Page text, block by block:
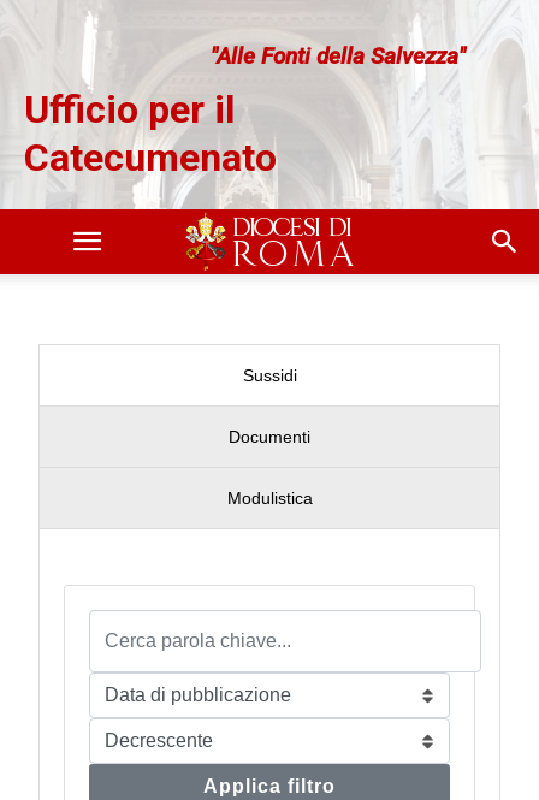
"Alle Fonti della Salvezza"
Ufficio per il
Catecumenato
Sussidi
Documenti
Modulistica
Applica filtro